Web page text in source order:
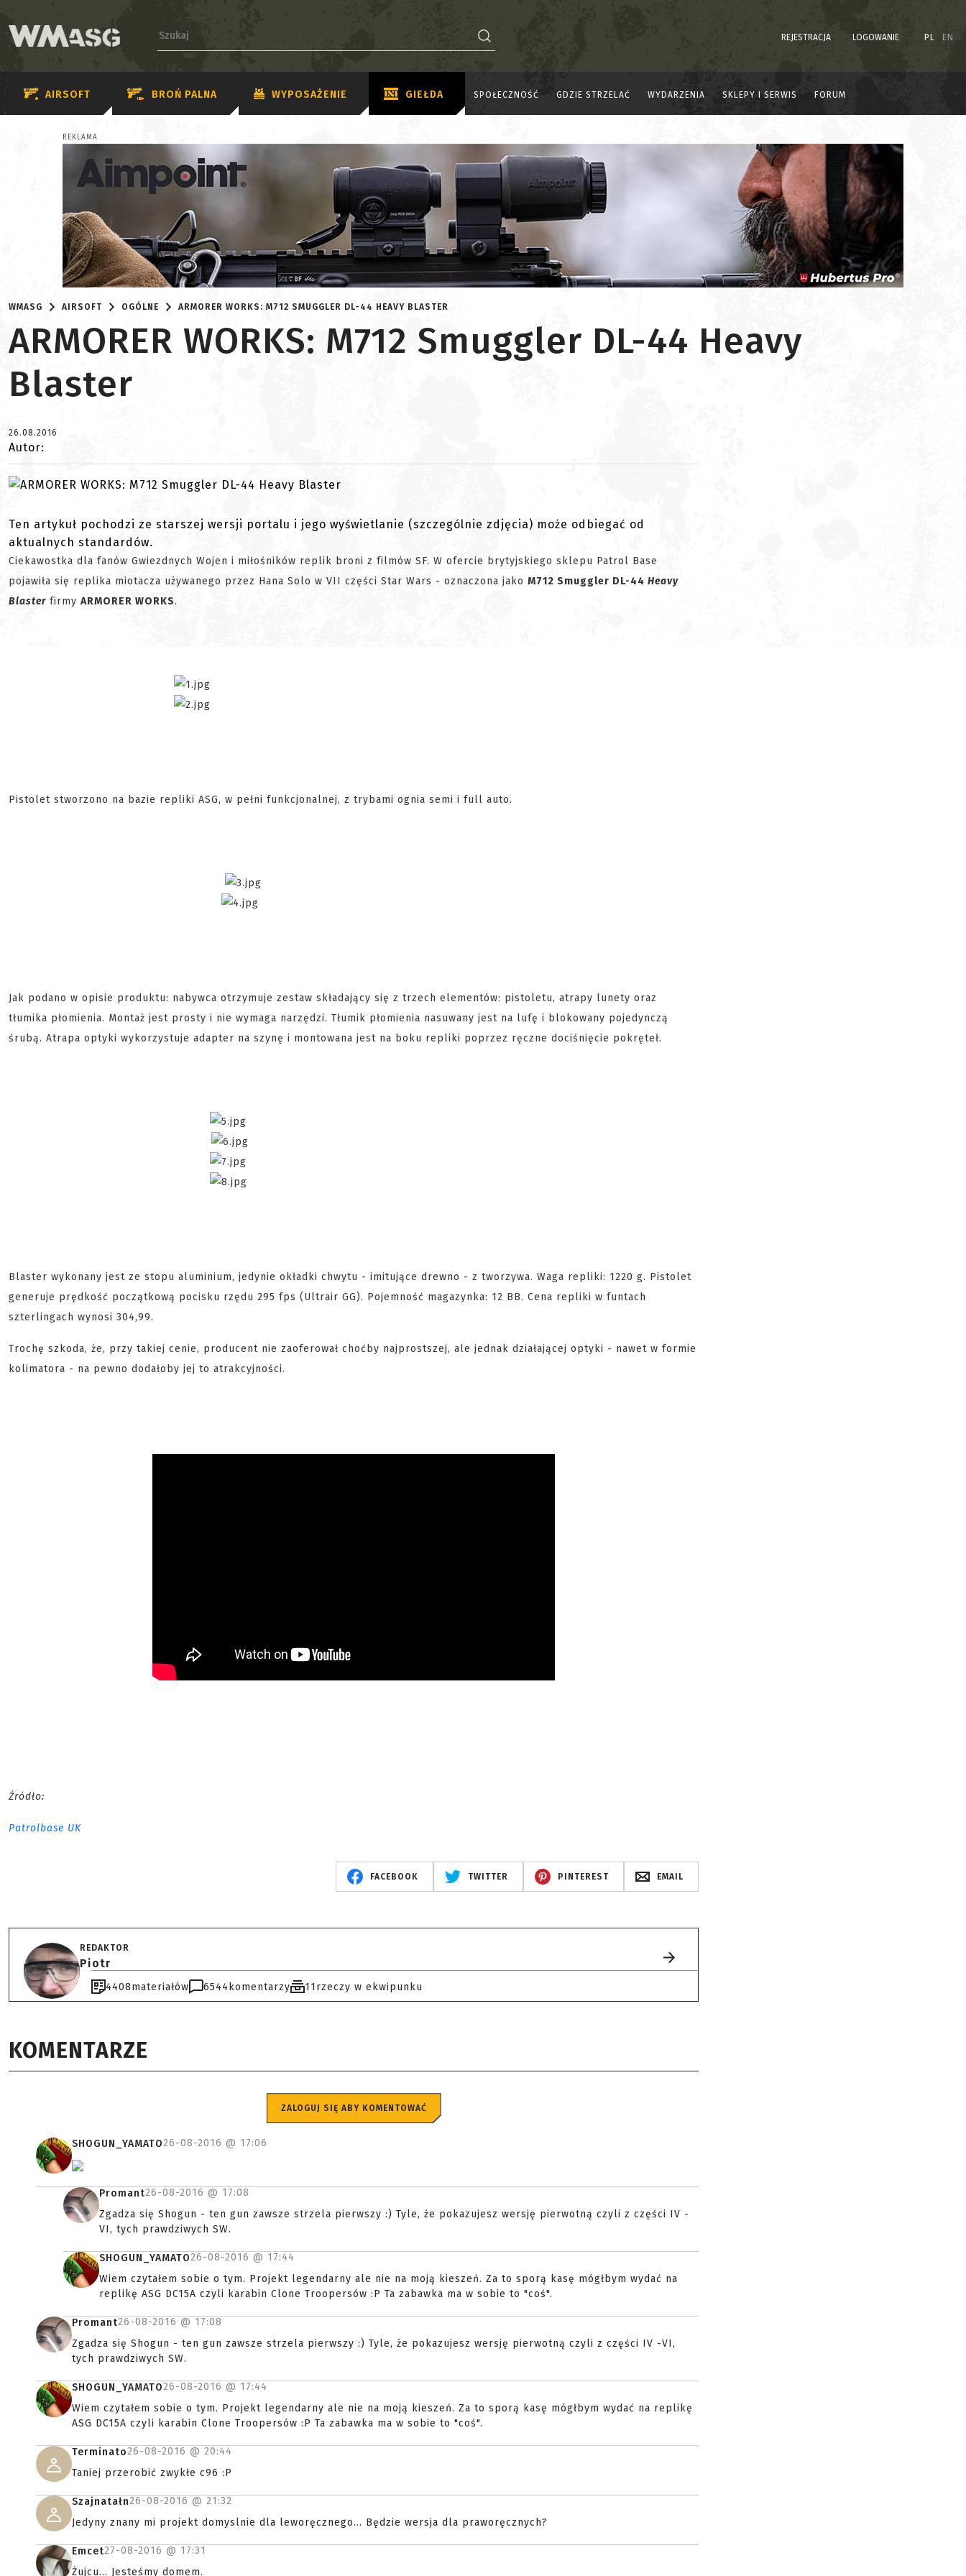
REJESTRACJA LOGOWANIE PL EN
AIRSOFT BROŃ PALNA WYPOSAŻENIE GIEŁDA SPOŁECZNOŚĆ GDZIE STRZELAĆ WYDARZENIA SKLEPY I SERWIS FORUM
REKLAMA
WMASG AIRSOFT OGÓLNE ARMORER WORKS: M712 SMUGGLER DL-44 HEAVY BLASTER
ARMORER WORKS: M712 Smuggler DL-44 Heavy
Blaster
26.08.2016
Autor:
Ten artykuł pochodzi ze starszej wersji portalu i jego wyświetlanie (szczególnie zdjęcia) może odbiegać od
aktualnych standardów.
Ciekawostka dla fanów Gwiezdnych Wojen i miłośników replik broni z filmów SF. W ofercie brytyjskiego sklepu Patrol Base
pojawiła się replika miotacza używanego przez Hana Solo w VII części Star Wars - oznaczona jako M712 Smuggler DL-44 Heavy
Blaster firmy ARMORER WORKS.
Pistolet stworzono na bazie repliki ASG, w pełni funkcjonalnej, z trybami ognia semi i full auto.
Jak podano w opisie produktu: nabywca otrzymuje zestaw składający się z trzech elementów: pistoletu, atrapy lunety oraz
tłumika płomienia. Montaż jest prosty i nie wymaga narzędzi. Tłumik płomienia nasuwany jest na lufę i blokowany pojedynczą
śrubą. Atrapa optyki wykorzystuje adapter na szynę i montowana jest na boku repliki poprzez ręczne dociśnięcie pokręteł.
Blaster wykonany jest ze stopu aluminium, jedynie okładki chwytu - imitujące drewno - z tworzywa. Waga repliki: 1220 g. Pistolet
generuje prędkość początkową pocisku rzędu 295 fps (Ultrair GG). Pojemność magazynka: 12 BB. Cena repliki w funtach
szterlingach wynosi 304,99.
Trochę szkoda, że, przy takiej cenie, producent nie zaoferował choćby najprostszej, ale jednak działającej optyki - nawet w formie
kolimatora - na pewno dodałoby jej to atrakcyjności.
Źródło:
Patrolbase UK
FACEBOOK TWITTER PINTEREST EMAIL
REDAKTOR
Piotr
4408materiałów 6544 komentarzy 11rzeczy w ekwipunku
KOMENTARZE
ZALOGUJ SIĘ ABY KOMENTOWAĆ
SHOGUN_YAMATO26-08-2016 @ 17:06
Promant26-08-2016 @ 17:08
Zgadza się Shogun - ten gun zawsze strzela pierwszy :) Tyle, że pokazujesz wersję pierwotną czyli z części IV -
VI, tych prawdziwych SW.
SHOGUN_YAMATO26-08-2016 @ 17:44
Wiem czytałem sobie o tym. Projekt legendarny ale nie na moją kieszeń. Za to sporą kasę mógłbym wydać na
replikę ASG DC15A czyli karabin Clone Troopersów :P Ta zabawka ma w sobie to "coś".
Promant26-08-2016 @ 17:08
Zgadza się Shogun - ten gun zawsze strzela pierwszy :) Tyle, że pokazujesz wersję pierwotną czyli z części IV -VI,
tych prawdziwych SW.
SHOGUN_YAMATO26-08-2016 @ 17:44
Wiem czytałem sobie o tym. Projekt legendarny ale nie na moją kieszeń. Za to sporą kasę mógłbym wydać na replikę
ASG DC15A czyli karabin Clone Troopersów :P Ta zabawka ma w sobie to "coś".
Terminato26-08-2016 @ 20:44
Taniej przerobić zwykłe c96 :P
Szajnatałn26-08-2016 @ 21:32
Jedyny znany mi projekt domyslnie dla leworęcznego... Będzie wersja dla praworęcznych?
Emcet27-08-2016 @ 17:31
Żujcu... Jesteśmy domem.